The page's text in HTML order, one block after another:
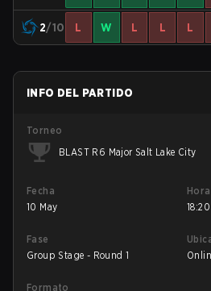
2/10 L W L L L
INFO DEL PARTIDO
Torneo
BLAST R6 Major Salt Lake City
Fecha
10 May
18:20
Fase
Group Stage - Round 1
Formato